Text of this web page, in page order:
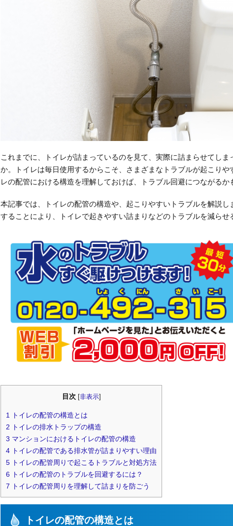
これまでに、トイレが詰まっているのを見て、実際に詰まらせてしま
か。トイレは毎日使用するからこそ、さまざまなトラブルが起こりや
レの配管における構造を理解しておけば、トラブル回避につながるか
本記事では、トイレの配管の構造や、起こりやすいトラブルを解説し
することにより、トイレで起きやすい詰まりなどのトラブルを減らせ
目次 [非表示]
1 トイレの配管の構造とは
2 トイレの排水トラップの構造
3 マンションにおけるトイレの配管の構造
4 トイレの配管である排水管が詰まりやすい理由
5 トイレの配管周りで起こるトラブルと対処方法
6 トイレの配管のトラブルを回避するには？
7 トイレの配管周りを理解して詰まりを防ごう
トイレの配管の構造とは